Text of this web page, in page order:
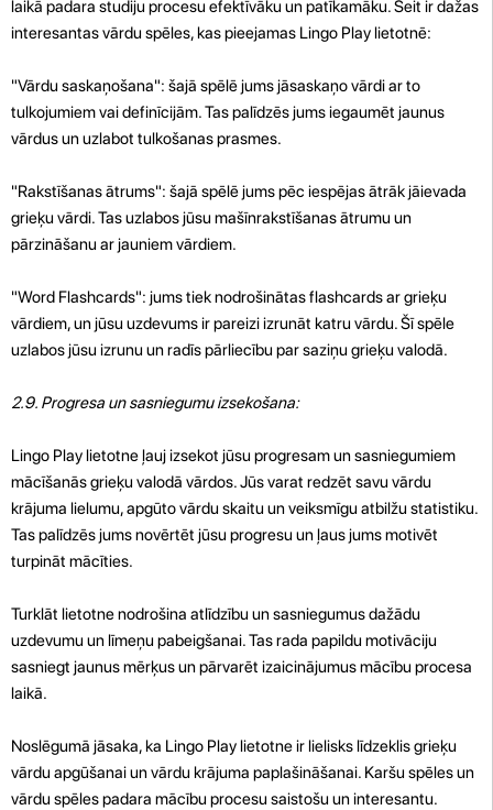
laikā padara studiju procesu efektīvāku un patīkamāku. Šeit ir dažas
interesantas vārdu spēles, kas pieejamas Lingo Play lietotnē:
"Vārdu saskaņošana": šajā spēlē jums jāsaskaņo vārdi ar to
tulkojumiem vai definīcijām. Tas palīdzēs jums iegaumēt jaunus
vārdus un uzlabot tulkošanas prasmes.
"Rakstīšanas ātrums": šajā spēlē jums pēc iespējas ātrāk jāievada
grieķu vārdi. Tas uzlabos jūsu mašīnrakstīšanas ātrumu un
pārzināšanu ar jauniem vārdiem.
"Word Flashcards": jums tiek nodrošinātas flashcards ar grieķu
vārdiem, un jūsu uzdevums ir pareizi izrunāt katru vārdu. Šī spēle
uzlabos jūsu izrunu un radīs pārliecību par saziņu grieķu valodā.
2.9. Progresa un sasniegumu izsekošana:
Lingo Play lietotne ļauj izsekot jūsu progresam un sasniegumiem
mācīšanās grieķu valodā vārdos. Jūs varat redzēt savu vārdu
krājuma lielumu, apgūto vārdu skaitu un veiksmīgu atbilžu statistiku.
Tas palīdzēs jums novērtēt jūsu progresu un ļaus jums motivēt
turpināt mācīties.
Turklāt lietotne nodrošina atlīdzību un sasniegumus dažādu
uzdevumu un līmeņu pabeigšanai. Tas rada papildu motivāciju
sasniegt jaunus mērķus un pārvarēt izaicinājumus mācību procesa
laikā.
Noslēgumā jāsaka, ka Lingo Play lietotne ir lielisks līdzeklis grieķu
vārdu apgūšanai un vārdu krājuma paplašināšanai. Karšu spēles un
vārdu spēles padara mācību procesu saistošu un interesantu.